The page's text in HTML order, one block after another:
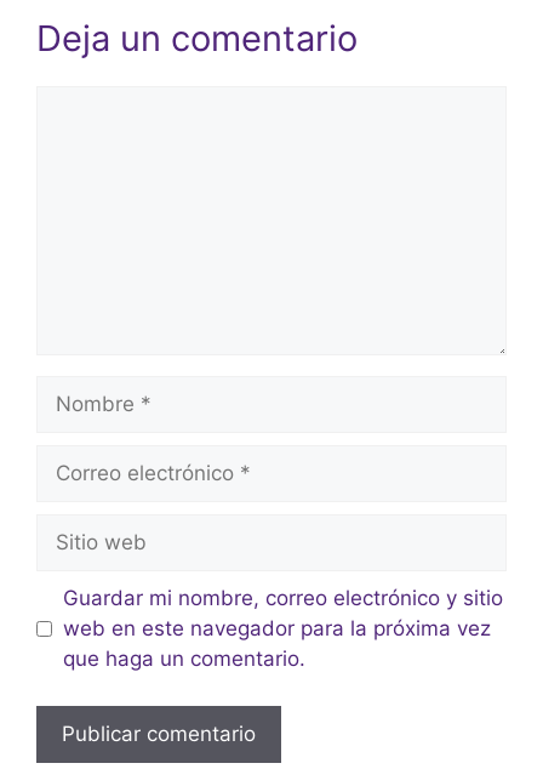
Deja un comentario
Guardar mi nombre, correo electrónico y sitio
web en este navegador para la próxima vez
que haga un comentario.